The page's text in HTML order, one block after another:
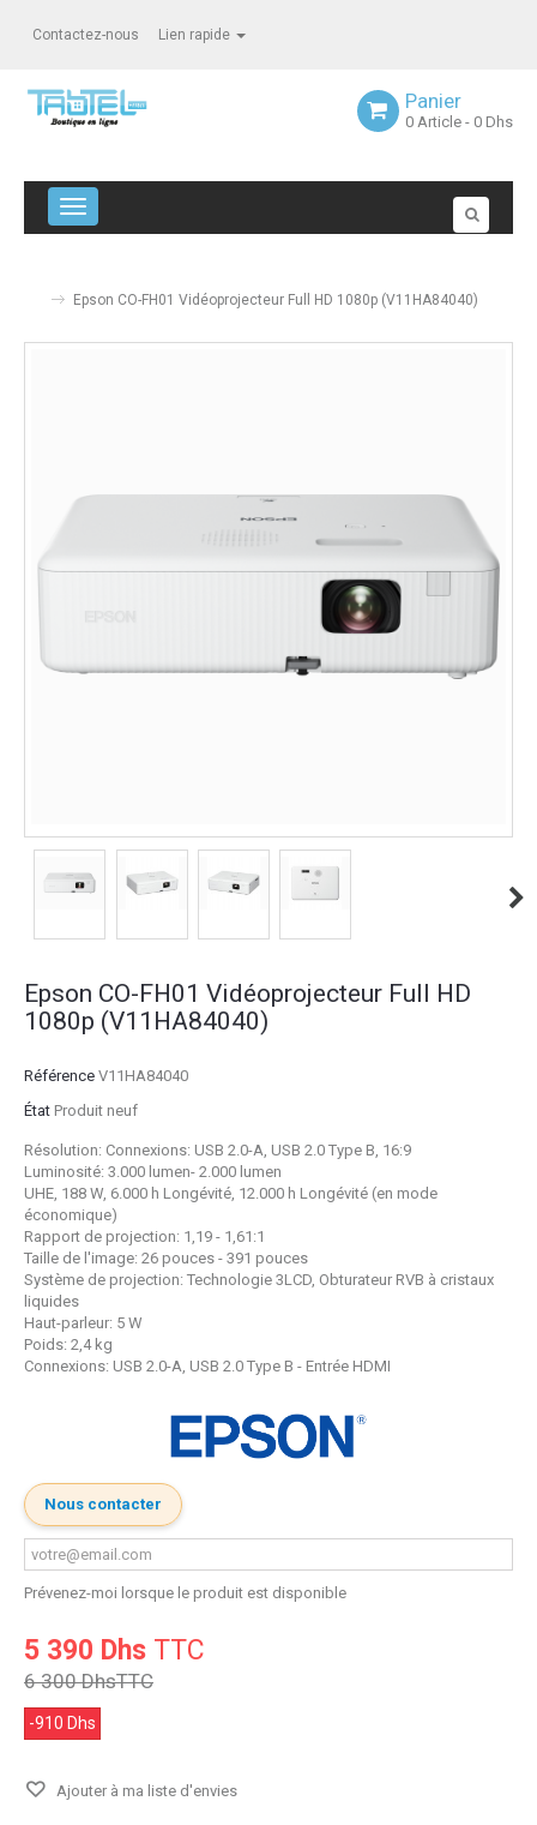
Contactez-nous Lien rapide
Panier
0 Article - 0 Dhs
Navigation bascule
Epson CO-FH01 Vidéoprojecteur Full HD 1080p (V11HA84040)
Epson CO-FH01 Vidéoprojecteur Full HD
1080p (V11HA84040)
Référence V11HA84040
État Produit neuf
Résolution: Connexions: USB 2.0-A, USB 2.0 Type B, 16:9
Luminosité: 3.000 lumen- 2.000 lumen
UHE, 188 W, 6.000 h Longévité, 12.000 h Longévité (en mode
économique)
Rapport de projection: 1,19 - 1,61:1
Taille de l'image: 26 pouces - 391 pouces
Système de projection: Technologie 3LCD, Obturateur RVB à cristaux
liquides
Haut-parleur: 5 W
Poids: 2,4 kg
Connexions: USB 2.0-A, USB 2.0 Type B - Entrée HDMI
Nous contacter
Prévenez-moi lorsque le produit est disponible
5 390 Dhs TTC
6 300 DhsTTC
-910 Dhs
Ajouter à ma liste d'envies